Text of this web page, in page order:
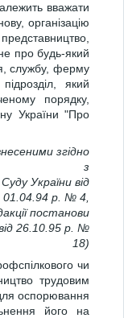
вважати
організацію
про будь-який
службу, ферму
який
порядку,
України "Про
згідно
з
України від
01.04.94 р. № 4,
постанови
26.10.95 р. №
18)
чи
трудовим
оспорювання
його на